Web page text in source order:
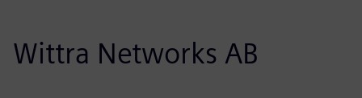
Wittra Networks AB